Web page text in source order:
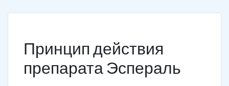
Принцип действия
препарата Эспераль